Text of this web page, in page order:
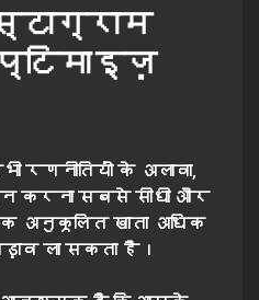
रणनीतियों के अलावा,
करना सबसे सीधी और
खाता अधिक
ला सकता है।